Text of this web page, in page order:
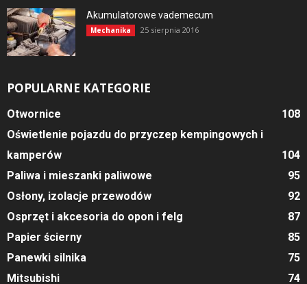
Akumulatorowe vademecum
Mechanika 25 sierpnia 2016
POPULARNE KATEGORIE
Otwornice
108
Oświetlenie pojazdu do przyczep kempingowych i
kamperów
104
Paliwa i mieszanki paliwowe
95
Osłony, izolacje przewodów
92
Osprzęt i akcesoria do opon i felg
87
Papier ścierny
85
Panewki silnika
75
Mitsubishi
74